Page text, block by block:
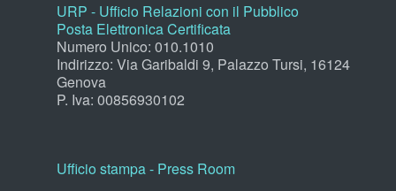
URP - Ufficio Relazioni con il Pubblico
Posta Elettronica Certificata
Numero Unico: 010.1010
Indirizzo: Via Garibaldi 9, Palazzo Tursi, 16124
Genova
P. Iva: 00856930102
Ufficio stampa - Press Room